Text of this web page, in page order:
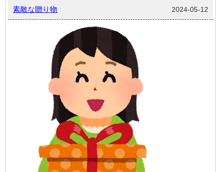
素敵な贈り物 2024-05-12